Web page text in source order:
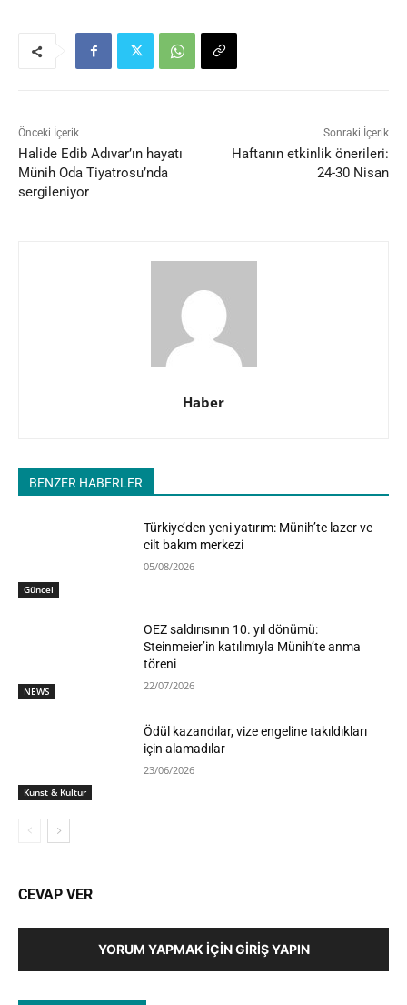
Önceki İçerik
Halide Edib Adıvar’ın hayatı
Münih Oda Tiyatrosu’nda
sergileniyor
Sonraki İçerik
Haftanın etkinlik önerileri:
24-30 Nisan
Haber
BENZER HABERLER
Güncel
Türkiye’den yeni yatırım: Münih’te lazer ve
cilt bakım merkezi
05/08/2026
NEWS
OEZ saldırısının 10. yıl dönümü:
Steinmeier’in katılımıyla Münih’te anma
töreni
22/07/2026
Kunst & Kultur
Ödül kazandılar, vize engeline takıldıkları
için alamadılar
23/06/2026
CEVAP VER
YORUM YAPMAK İÇIN GIRIŞ YAPIN